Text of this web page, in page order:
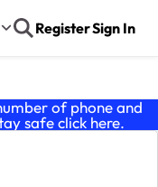
RegisterSign In
of phone and
safe click here.